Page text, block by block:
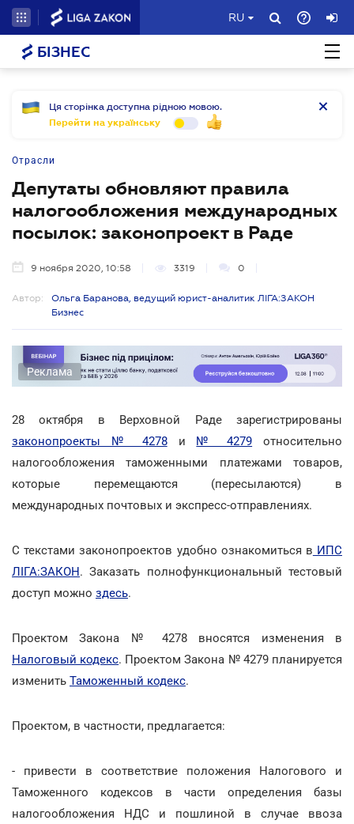
RU
БІЗНЕС
Ця сторінка доступна рідною мовою.
Перейти на українську
Отрасли
Депутаты обновляют правила
налогообложения международных
посылок: законопроект в Раде
9 ноября 2020, 10:58 3319 0
Автор:
Ольга Баранова, ведущий юрист-аналитик ЛІГА:ЗАКОН
Бизнес
Реклама
28 октября в Верховной Раде зарегистрированы
законопроекты № 4278и № 4279 относительно
налогообложения таможенными платежами товаров,
которые перемещаются (пересылаются) в
международных почтовых и экспресс-отправлениях.
С текстами законопроектов удобно ознакомиться в ИПС
ЛІГА:ЗАКОН. Заказать полнофункциональный тестовый
доступ можно здесь.
Проектом Закона № 4278 вносятся изменения в
Налоговый кодекс. Проектом Закона № 4279 планируется
изменить Таможенный кодекс.
Проектом, в частности, предлагается:
- привести в соответствие положения Налогового и
Таможенного кодексов в части определения базы
налогообложения НДС и пошлиной в случае ввоза